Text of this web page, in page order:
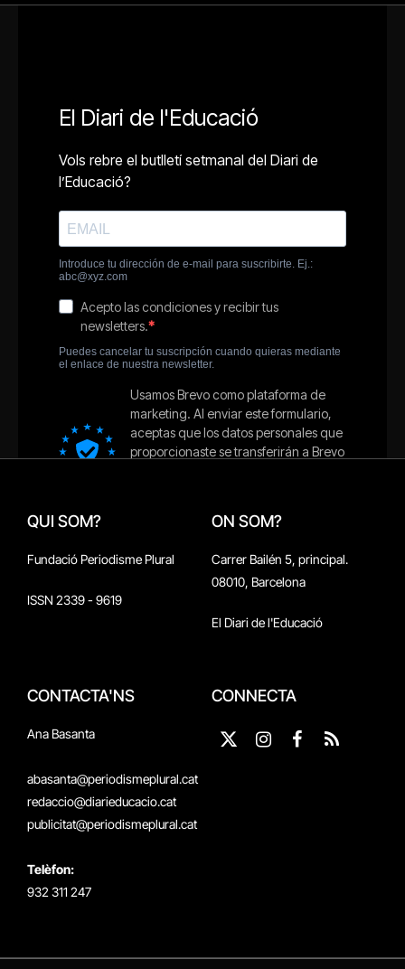
QUI SOM?
Fundació Periodisme Plural
ISSN 2339 - 9619
ON SOM?
Carrer Bailén 5, principal.
08010, Barcelona
El Diari de l'Educació
CONTACTA'NS
Ana Basanta
abasanta@periodismeplural.cat
redaccio@diarieducacio.cat
publicitat@periodismeplural.cat
Telèfon:
932 311 247
CONNECTA
X
Instagram
Facebook
RSS